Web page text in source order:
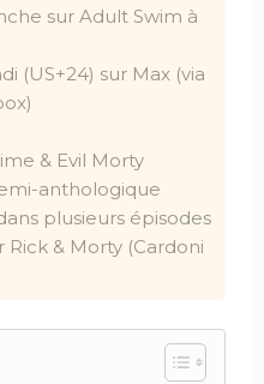
sur Adult Swim à
(US+24) sur Max (via
& Evil Morty
anthologique
plusieurs épisodes
& Morty (Cardoni